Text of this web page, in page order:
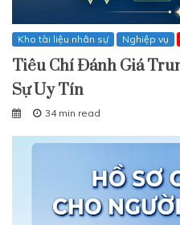
Kho tài liệu nhân sự Nghiệp vụ
Tiêu Chí Đánh Giá
Sự Uy Tín
34 min read